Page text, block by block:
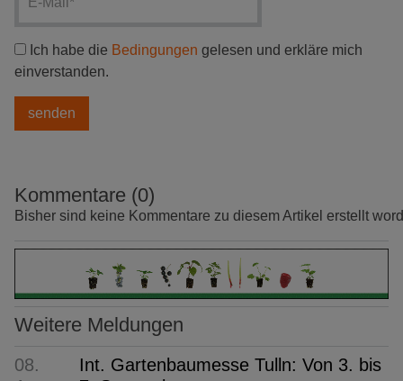
Ich habe die Bedingungen gelesen und erkläre mich
einverstanden.
Kommentare (0)
Bisher sind keine Kommentare zu diesem Artikel erstellt
Weitere Meldungen
08.
Int. Gartenbaumesse Tulln: Von 3. bis